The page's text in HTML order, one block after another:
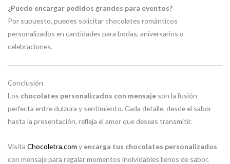
¿Puedo encargar pedidos grandes para eventos?
Por supuesto, puedes solicitar chocolates románticos
personalizados en cantidades para bodas, aniversarios o
celebraciones.
Conclusión
Los chocolates personalizados con mensaje son la fusión
perfecta entre dulzura y sentimiento. Cada detalle, desde el sabor
hasta la presentación, refleja el amor que deseas transmitir.
Visita Chocoletra.com y encarga tus chocolates personalizados
con mensaje para regalar momentos inolvidables llenos de sabor,